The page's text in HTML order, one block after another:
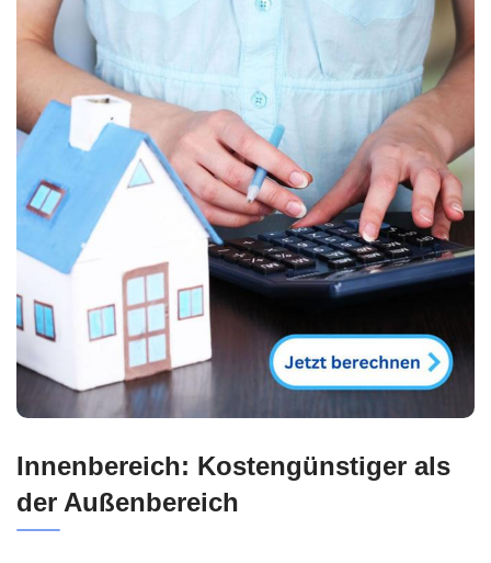
Innenbereich: Kostengünstiger als
der Außenbereich